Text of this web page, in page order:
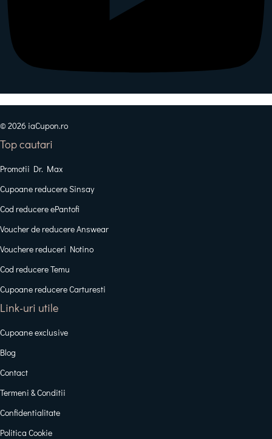
© 2026 iaCupon.ro
Top cautari
Promotii Dr. Max
Cupoane reducere Sinsay
Cod reducere ePantofi
Voucher de reducere Answear
Vouchere reduceri Notino
Cod reducere Temu
Cupoane reducere Carturesti
Link-uri utile
Cupoane exclusive
Blog
Contact
Termeni & Conditii
Confidentialitate
Politica Cookie